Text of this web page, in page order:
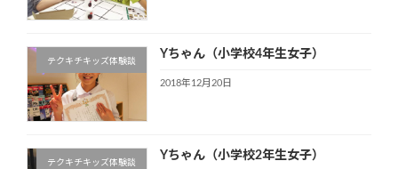
テクキチキッズ体験談
Yちゃん（小学校4年生女子）
2018年12月20日
テクキチキッズ体験談
Yちゃん（小学校2年生女子）